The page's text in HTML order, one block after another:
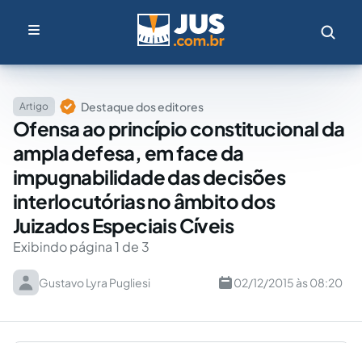
Artigo Destaque dos editores
Ofensa ao princípio constitucional da
ampla defesa, em face da
impugnabilidade das decisões
interlocutórias no âmbito dos
Juizados Especiais Cíveis
Exibindo página 1 de 3
Gustavo Lyra Pugliesi 02/12/2015 às 08:20